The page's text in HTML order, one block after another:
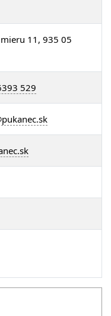
11, 935 05
529